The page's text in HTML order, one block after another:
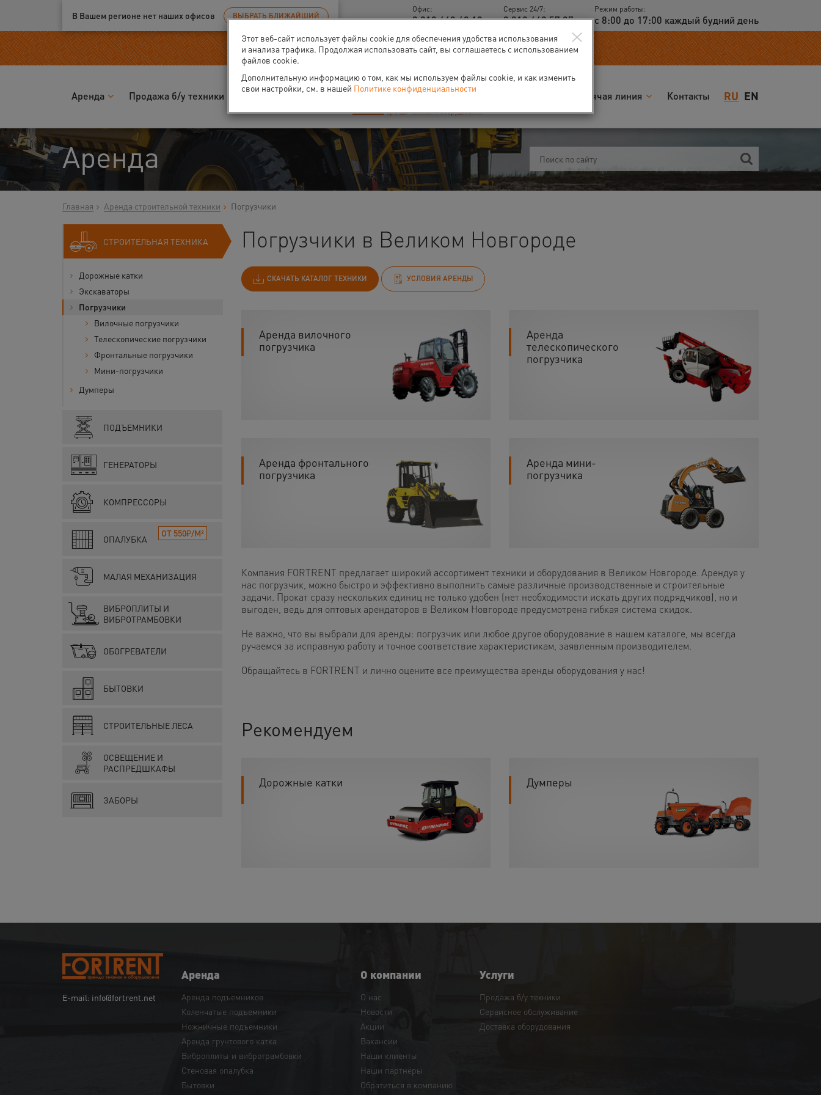
Ваш город:Великий Новгород
В Вашем регионе нет наших офисов ВЫБРАТЬ БЛИЖАЙШИЙ
Офис:
8 812 448 48 18
Сервис 24/7:
8 812 449 57 97
Режим работы:
с 8:00 до 17:00 каждый будний день
-40% на арендукомпрессоров
RU EN
Аренда Продажа б/у техники Запчасти О нас Горячая линия Контакты
Аренда
Главная Аренда строительной техники Погрузчики
СТРОИТЕЛЬНАЯ ТЕХНИКА
Дорожные катки
Экскаваторы
Погрузчики
Вилочные погрузчики
Телескопические погрузчики
Фронтальные погрузчики
Мини-погрузчики
Думперы
ПОДЪЕМНИКИ
ГЕНЕРАТОРЫ
КОМПРЕССОРЫ
ОПАЛУБКА
ОТ 550₽/М²
МАЛАЯ МЕХАНИЗАЦИЯ
ВИБРОПЛИТЫ И
ВИБРОТРАМБОВКИ
ОБОГРЕВАТЕЛИ
БЫТОВКИ
СТРОИТЕЛЬНЫЕ ЛЕСА
ОСВЕЩЕНИЕ И
РАСПРЕДШКАФЫ
ЗАБОРЫ
Погрузчики в Великом Новгороде
СКАЧАТЬ КАТАЛОГ ТЕХНИКИ УСЛОВИЯ АРЕНДЫ
Аренда вилочного
погрузчика
Аренда
телескопического
погрузчика
Аренда фронтального
погрузчика
Аренда мини-
погрузчика
Компания FORTRENT предлагает широкий ассортимент техники и оборудования в Великом Новгороде. Арендуя у
нас погрузчик, можно быстро и эффективно выполнить самые различные производственные и строительные
задачи. Прокат сразу нескольких единиц не только удобен (нет необходимости искать других подрядчиков), но и
выгоден, ведь для оптовых арендаторов в Великом Новгороде предусмотрена гибкая система скидок.
Не важно, что вы выбрали для аренды: погрузчик или любое другое оборудование в нашем каталоге, мы всегда
ручаемся за исправную работу и точное соответствие характеристикам, заявленным производителем.
Обращайтесь в FORTRENT и лично оцените все преимущества аренды оборудования у нас!
Рекомендуем
Дорожные катки Думперы
E-mail: info@fortrent.net
Аренда
Аренда подъемников
Коленчатые подъемники
Ножничные подъемники
Аренда грунтового катка
Виброплиты и вибротрамбовки
Cтеновая опалубка
Бытовки
О компании
О нас
Новости
Акции
Вакансии
Наши клиенты
Наши партнёры
Обратиться в компанию
Услуги
Продажа б/у техники
Сервисное обслуживание
Доставка оборудования
×
Этот веб-сайт использует файлы cookie для обеспечения удобства использования
и анализа трафика. Продолжая использовать сайт, вы соглашаетесь с использованием
файлов cookie.
Дополнительную информацию о том, как мы используем файлы cookie, и как изменить
свои настройки, см. в нашей Политике конфиденциальности